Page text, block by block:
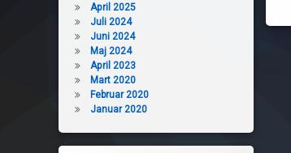
April 2025
Juli 2024
Juni 2024
Maj 2024
April 2023
Mart 2020
Februar 2020
Januar 2020